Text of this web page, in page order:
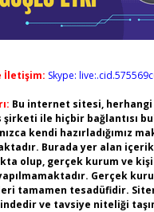
İletişim: Skype:
Bu internet sitesi,
şirketi ile hiçbir bağlantısı
kendi hazırladığımız
Burada yer alan
olup, gerçek kurum ve
Gerçek
tamamen tesadüfidir.
ve tavsiye niteliği